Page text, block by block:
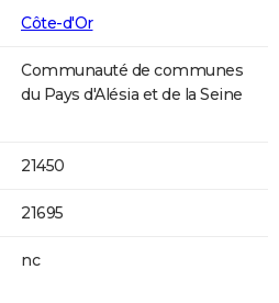
Côte-d'Or
Communauté de communes
du Pays d'Alésia et de la Seine
21450
21695
nc